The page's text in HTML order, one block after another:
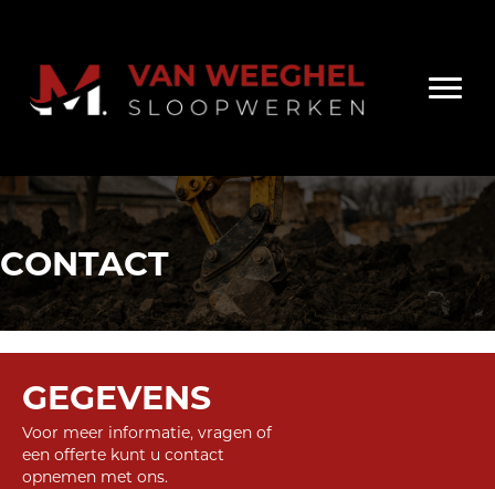
CONTACT
GEGEVENS
Voor meer informatie, vragen of
een offerte kunt u contact
opnemen met ons.